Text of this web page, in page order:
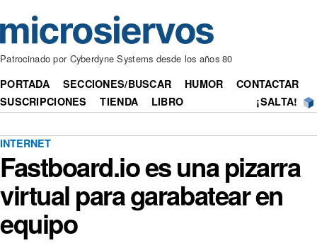
Patrocinado por Cyberdyne Systems desde los años 80
PORTADA SECCIONES/BUSCAR HUMOR
CONTACTAR
SUSCRIPCIONES
TIENDA LIBRO ¡SALTA!
INTERNET
Fastboard.io es una pizarra
virtual para garabatear en
equipo